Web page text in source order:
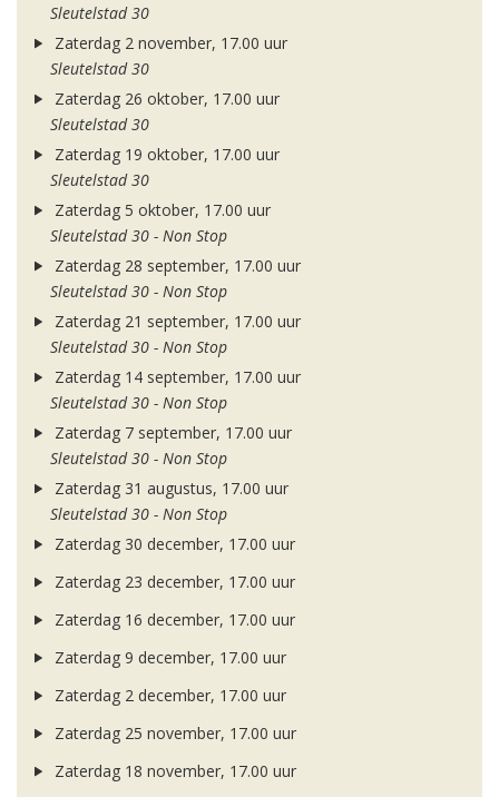
Sleutelstad 30
Zaterdag 2 november, 17.00 uur
Sleutelstad 30
Zaterdag 26 oktober, 17.00 uur
Sleutelstad 30
Zaterdag 19 oktober, 17.00 uur
Sleutelstad 30
Zaterdag 5 oktober, 17.00 uur
Sleutelstad 30 - Non Stop
Zaterdag 28 september, 17.00 uur
Sleutelstad 30 - Non Stop
Zaterdag 21 september, 17.00 uur
Sleutelstad 30 - Non Stop
Zaterdag 14 september, 17.00 uur
Sleutelstad 30 - Non Stop
Zaterdag 7 september, 17.00 uur
Sleutelstad 30 - Non Stop
Zaterdag 31 augustus, 17.00 uur
Sleutelstad 30 - Non Stop
Zaterdag 30 december, 17.00 uur
Zaterdag 23 december, 17.00 uur
Zaterdag 16 december, 17.00 uur
Zaterdag 9 december, 17.00 uur
Zaterdag 2 december, 17.00 uur
Zaterdag 25 november, 17.00 uur
Zaterdag 18 november, 17.00 uur